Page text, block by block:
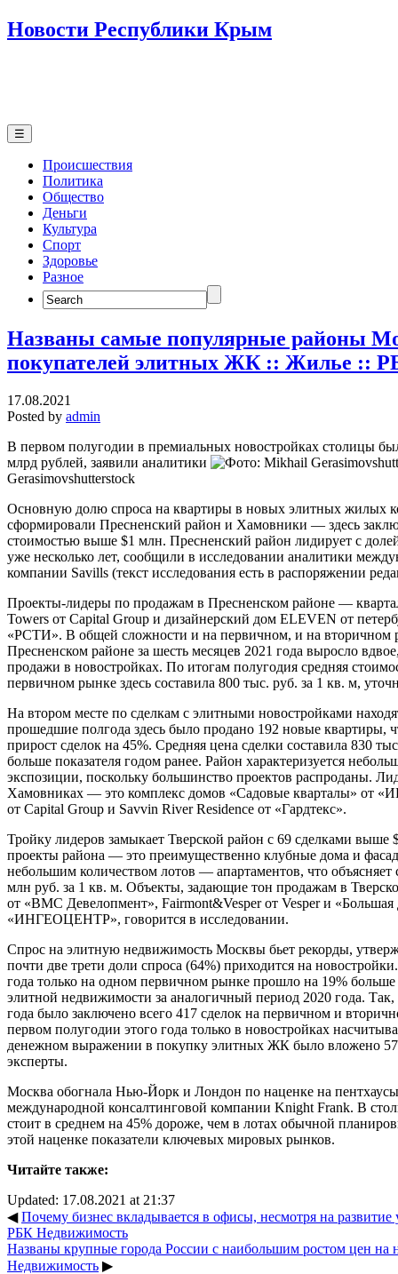
Новости Республики Крым
☰
Происшествия
Политика
Общество
Деньги
Культура
Спорт
Здоровье
Разное
Search
for:
Названы самые популярные районы
покупателей элитных ЖК :: Жилье ::
17.08.2021
Posted by admin
В первом полугодии в премиальных новостройках столицы
млрд рублей, заявили аналитики
Gerasimovshutterstock
Основную долю спроса на квартиры в новых элитных жилых
сформировали Пресненский район и Хамовники — здесь
стоимостью выше $1 млн. Пресненский район лидирует с
уже несколько лет, сообщили в исследовании аналитики
компании Savills (текст исследования есть в распоряжении
Проекты-лидеры по продажам в Пресненском районе —
Towers от Capital Group и дизайнерский дом ELEVEN от
«РСТИ». В общей сложности и на первичном, и на вторичном
Пресненском районе за шесть месяцев 2021 года выросло
продажи в новостройках. По итогам полугодия средняя
первичном рынке здесь составила 800 тыс. руб. за 1 кв. м,
На втором месте по сделкам с элитными новостройками
прошедшие полгода здесь было продано 192 новые квартиры,
прирост сделок на 45%. Средняя цена сделки составила 830
больше показателя годом ранее. Район характеризуется
экспозиции, поскольку большинство проектов распроданы.
Хамовниках — это комплекс домов «Садовые кварталы» от
от Capital Group и Savvin River Residence от «Гардтекс».
Тройку лидеров замыкает Тверской район с 69 сделками
проекты района — это преимущественно клубные дома и
небольшим количеством лотов — апартаментов, что
млн руб. за 1 кв. м. Объекты, задающие тон продажам в
от «ВМС Девелопмент», Fairmont&Vesper от Vesper и «Большая
«ИНГЕОЦЕНТР», говорится в исследовании.
Спрос на элитную недвижимость Москвы бьет рекорды,
почти две трети доли спроса (64%) приходится на
года только на одном первичном рынке прошло на 19%
элитной недвижимости за аналогичный период 2020 года.
года было заключено всего 417 сделок на первичном и
первом полугодии этого года только в новостройках
денежном выражении в покупку элитных ЖК было вложено
эксперты.
Москва обогнала Нью-Йорк и Лондон по наценке на
международной консалтинговой компании Knight Frank. В
стоит в среднем на 45% дороже, чем в лотах обычной
этой наценке показатели ключевых мировых рынков.
Читайте также:
Updated: 17.08.2021 at 21:37
◀Почему бизнес вкладывается в офисы, несмотря на
РБК Недвижимость
Названы крупные города России с наибольшим ростом цен
Недвижимость ▶